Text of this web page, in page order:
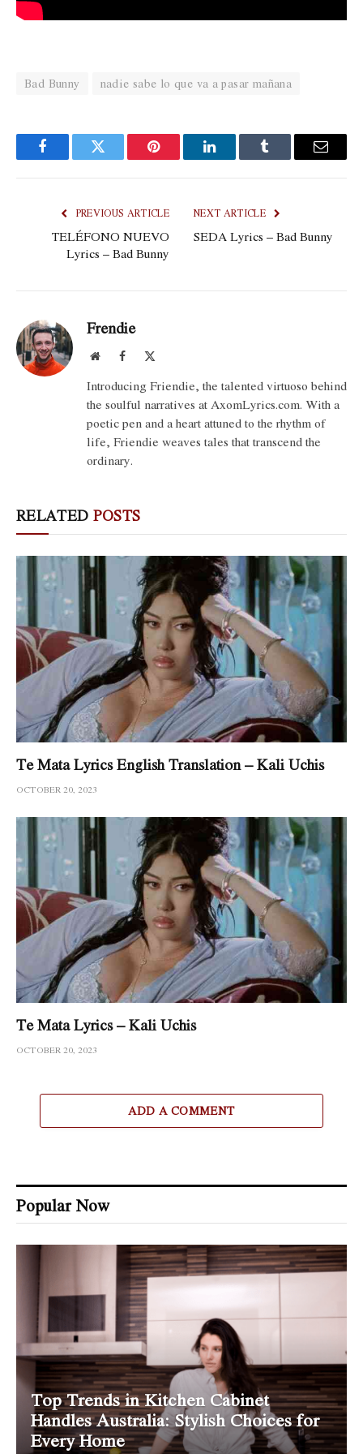
Bad Bunny nadie sabe lo que va a pasar mañana
FacebookTwitter Pinterest LinkedInTumblr Email
PREVIOUS ARTICLE
TELÉFONO NUEVO
Lyrics – Bad Bunny
NEXT ARTICLE
SEDA Lyrics – Bad Bunny
Frendie
WebsiteFacebook
Introducing Friendie, the talented virtuoso behind
the soulful narratives at AxomLyrics.com. With a
poetic pen and a heart attuned to the rhythm of
life, Friendie weaves tales that transcend the
ordinary.
RELATED POSTS
Te Mata Lyrics English Translation – Kali Uchis
OCTOBER 20, 2023
Te Mata Lyrics – Kali Uchis
OCTOBER 20, 2023
ADD A COMMENT
Popular Now
Top Trends in Kitchen Cabinet
Handles Australia: Stylish Choices for
Every Home